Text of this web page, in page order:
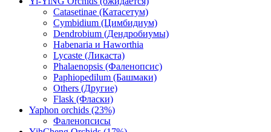
Catasetinae (Катасетум)
Cymbidium (Цимбидиум)
Dendrobium (Дендробиумы)
Habenaria и Haworthia
Lycaste (Ликаста)
Phalaenopsis (Фаленопсис)
Paphiopedilum (Башмаки)
Others (Другие)
Flask (Фласки)
Yaphon orchids (23%)
Фаленопсисы